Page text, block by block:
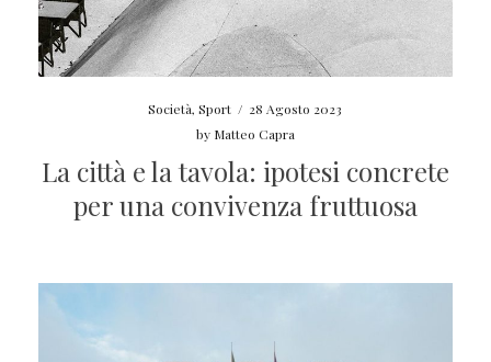
Società,Sport / 28 Agosto 2023
by Matteo Capra
La città e la tavola: ipotesi concrete
per una convivenza fruttuosa